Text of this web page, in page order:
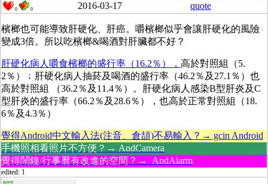
0 0 2016-03-17 quote
檳榔也可能導致肝硬化、肝癌。嚼檳榔似乎會讓肝硬化的風險
變成3倍。所以吃檳榔&喝酒對肝臟都不好？
肝硬化病人嚼食檳榔的盛行率（16.2％）， 高於對照組（5.
2％）﹔肝硬化病人抽菸及喝酒的盛行率（46.2％及27.1％）也
高於對照組 （36.2％及11.4％）。肝硬化病人感染B型肝炎及C
型肝炎的盛行率（66.2％及28.6％），也高於正常對照組（18.
6％及4.3％）
覺得Android中文輸入法(注音、倉頡)不易輸入？→ gcin Android
手機照相看照片不方便？→ AndCamera
覺得鬧鐘/行事曆有改進的空間？→ AndAlarm
edited: 1
guest